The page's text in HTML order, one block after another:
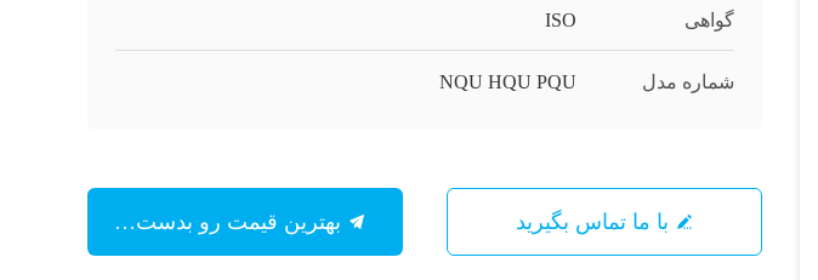
گواهی ISO
شماره مدل NQU HQU PQU